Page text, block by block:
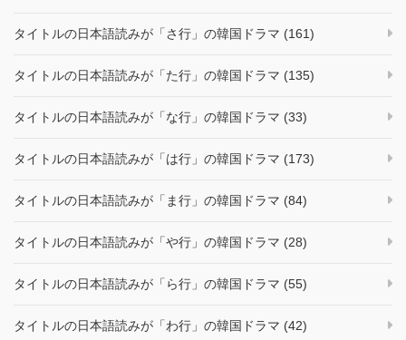
タイトルの日本語読みが「さ行」の韓国ドラマ (161)
タイトルの日本語読みが「た行」の韓国ドラマ (135)
タイトルの日本語読みが「な行」の韓国ドラマ (33)
タイトルの日本語読みが「は行」の韓国ドラマ (173)
タイトルの日本語読みが「ま行」の韓国ドラマ (84)
タイトルの日本語読みが「や行」の韓国ドラマ (28)
タイトルの日本語読みが「ら行」の韓国ドラマ (55)
タイトルの日本語読みが「わ行」の韓国ドラマ (42)